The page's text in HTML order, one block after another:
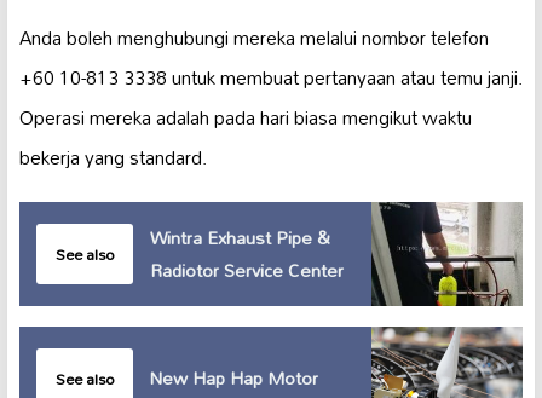
Anda boleh menghubungi mereka melalui nombor telefon
+60 10-813 3338 untuk membuat pertanyaan atau temu janji.
Operasi mereka adalah pada hari biasa mengikut waktu
bekerja yang standard.
See also
Wintra Exhaust Pipe &
Radiotor Service Center
See also New Hap Hap Motor